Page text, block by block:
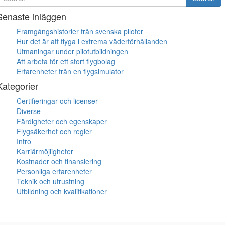
inläggen
Framgångshistorier från svenska piloter
Hur det är att flyga i extrema väderförhållanden
Utmaningar under pilotutbildningen
Att arbeta för ett stort flygbolag
Erfarenheter från en flygsimulator
Certifieringar och licenser
Diverse
Färdigheter och egenskaper
Flygsäkerhet och regler
Intro
Karriärmöjligheter
Kostnader och finansiering
Personliga erfarenheter
Teknik och utrustning
Utbildning och kvalifikationer